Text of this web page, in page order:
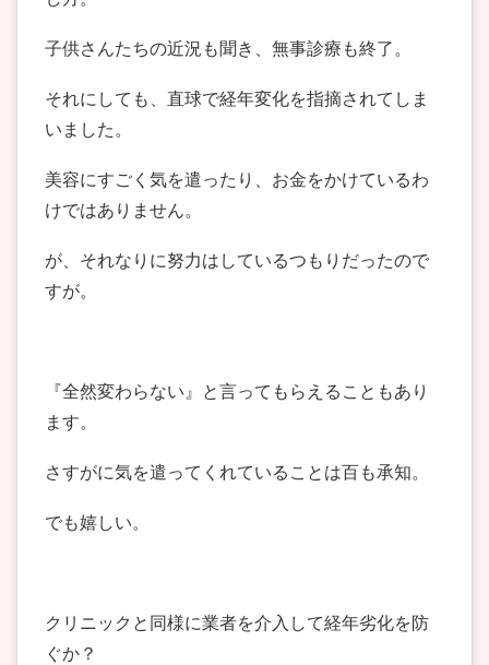
子供さんたちの近況も聞き、無事診療も終了。
それにしても、直球で経年変化を指摘されてしま
いました。
美容にすごく気を遣ったり、お金をかけているわ
けではありません。
が、それなりに努力はしているつもりだったので
すが。
『全然変わらない』と言ってもらえることもあり
ます。
さすがに気を遣ってくれていることは百も承知。
でも嬉しい。
クリニックと同様に業者を介入して経年劣化を防
ぐか？